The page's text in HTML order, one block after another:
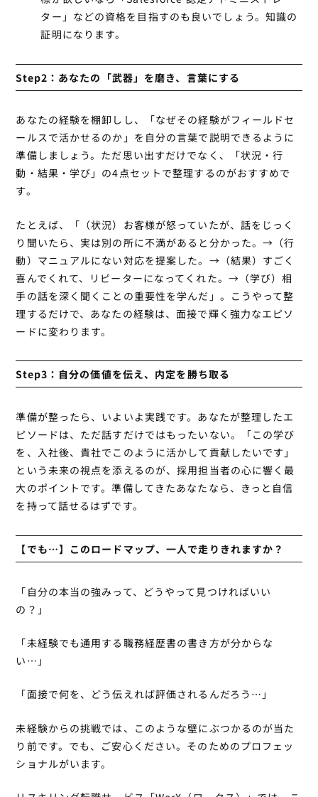
ター」などの資格を目指すのも良いでしょう。知識の
証明になります。
Step2：あなたの「武器」を磨き、言葉にする
あなたの経験を棚卸しし、「なぜその経験がフィールドセ
ールスで活かせるのか」を自分の言葉で説明できるように
準備しましょう。ただ思い出すだけでなく、「状況・行
動・結果・学び」の4点セットで整理するのがおすすめで
す。
たとえば、「（状況）お客様が怒っていたが、話をじっく
り聞いたら、実は別の所に不満があると分かった。→（行
動）マニュアルにない対応を提案した。→（結果）すごく
喜んでくれて、リピーターになってくれた。→（学び）相
手の話を深く聞くことの重要性を学んだ」。こうやって整
理するだけで、あなたの経験は、面接で輝く強力なエピソ
ードに変わります。
Step3：自分の価値を伝え、内定を勝ち取る
準備が整ったら、いよいよ実践です。あなたが整理したエ
ピソードは、ただ話すだけではもったいない。「この学び
を、入社後、貴社でこのように活かして貢献したいです」
という未来の視点を添えるのが、採用担当者の心に響く最
大のポイントです。準備してきたあなたなら、きっと自信
を持って話せるはずです。
【でも…】このロードマップ、一人で走りきれますか？
「自分の本当の強みって、どうやって見つければいい
の？」
「未経験でも通用する職務経歴書の書き方が分からな
い…」
「面接で何を、どう伝えれば評価されるんだろう…」
未経験からの挑戦では、このような壁にぶつかるのが当た
り前です。でも、ご安心ください。そのためのプロフェッ
ショナルがいます。